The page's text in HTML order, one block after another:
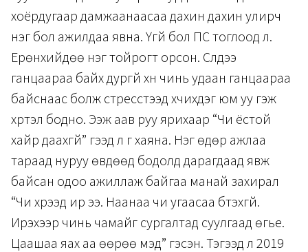
хоёрдугаар дамжаанаасаа дахин дахин улирч
нэг бол ажилдаа явна. Үгүй бол ПС тоглоод л.
Ерөнхийдөө нэг тойрогт орсон. Сүүлдээ
ганцаараа байх дургүй хүн чинь удаан ганцаараа
байснаас болж стресстээд үхчихдэг юм уу гэж
хүртэл бодно. Ээж аав руу ярихаар “Чи ёстой
хайр даахгүй” гээд л үг хаяна. Нэг өдөр ажлаа
тараад нуруу өвдөөд бодолд дарагдаад явж
байсан одоо ажиллаж байгаа манай захирал
“Чи хүрээд ир ээ. Наанаа чи угаасаа бүтэхгүй.
Ирэхээр чинь чамайг сургалтад суулгаад өгье.
Цаашаа яах аа өөрөө мэд” гэсэн. Тэгээд л 2019